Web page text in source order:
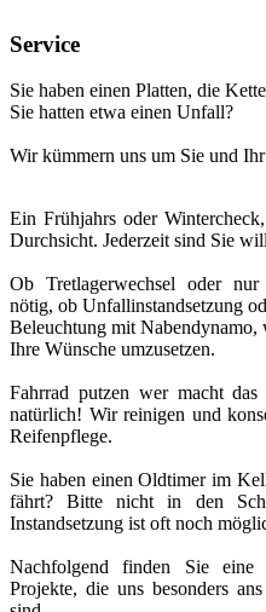
Service
Sie haben einen Platten, die
Sie hatten etwa einen Unfall?
Wir kümmern uns um Sie und
Ein Frühjahrs oder
Durchsicht. Jederzeit sind Sie
Ob Tretlagerwechsel oder
nötig, ob Unfallinstandsetzung
Beleuchtung mit Nabendynamo,
Ihre Wünsche umzusetzen.
Fahrrad putzen wer macht
natürlich! Wir reinigen und
Reifenpflege.
Sie haben einen Oldtimer im
fährt? Bitte nicht in den
Instandsetzung ist oft noch
Nachfolgend finden Sie eine
Projekte, die uns besonders